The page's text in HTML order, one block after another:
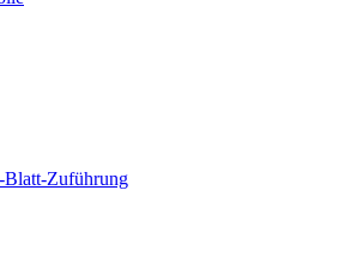
Blatt-Zuführung